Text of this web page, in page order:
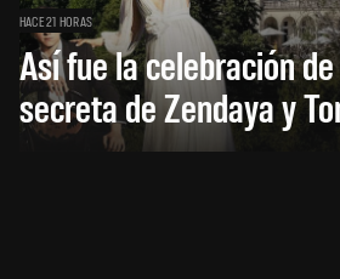
HACE 21 HORAS
Así fue la celebración
secreta de Zendaya y